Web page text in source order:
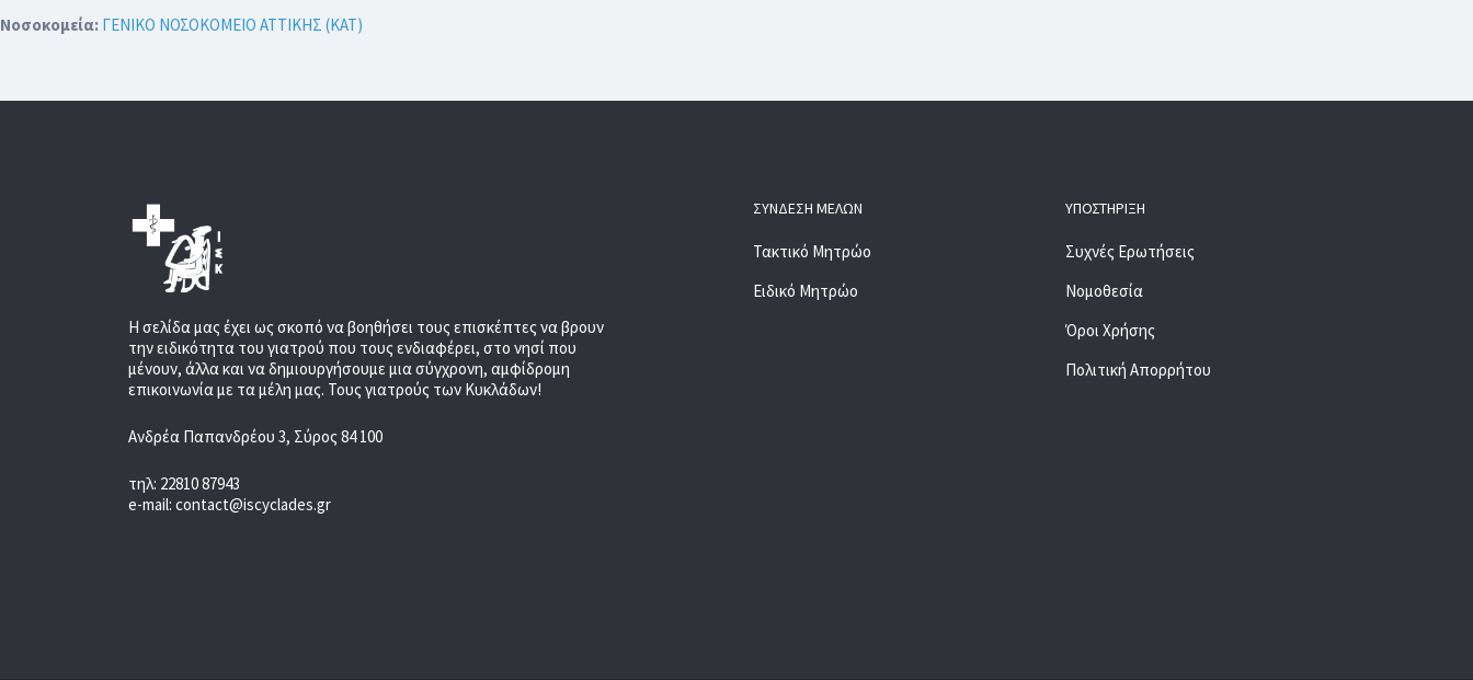
Νοσοκομεία: ΓΕΝΙΚΟ ΝΟΣΟΚΟΜΕΙΟ ΑΤΤΙΚΗΣ (ΚΑΤ)
Η σελίδα μας έχει ως σκοπό να βοηθήσει τους επισκέπτες να βρουν
την ειδικότητα του γιατρού που τους ενδιαφέρει, στο νησί που
μένουν, άλλα και να δημιουργήσουμε μια σύγχρονη, αμφίδρομη
επικοινωνία με τα μέλη μας. Τους γιατρούς των Κυκλάδων!
Ανδρέα Παπανδρέου 3, Σύρος 84 100
τηλ: 22810 87943
e-mail: contact@iscyclades.gr
ΣΎΝΔΕΣΗ ΜΕΛΏΝ
Τακτικό Μητρώο
Ειδικό Μητρώο
ΥΠΟΣΤΉΡΙΞΗ
Συχνές Ερωτήσεις
Νομοθεσία
Όροι Χρήσης
Πολιτική Απορρήτου